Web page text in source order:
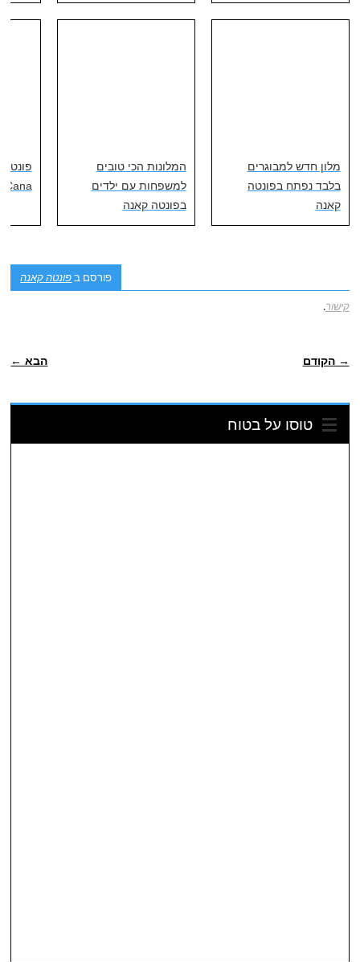
מלון חדש למבוגרים
בלבד נפתח בפונטה
קאנה
המלונות הכי טובים
למשפחות עם ילדים
בפונטה קאנה
Cana
פורסם בפונטה קאנה
קישור.
→ הקודם הבא ←
טוסו על בטוח